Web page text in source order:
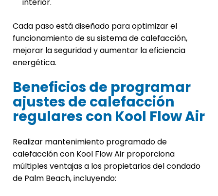
interior.
Cada paso está diseñado para optimizar el
funcionamiento de su sistema de calefacción,
mejorar la seguridad y aumentar la eficiencia
energética.
Beneficios de programar
ajustes de calefacción
regulares con Kool Flow Air
Realizar mantenimiento programado de
calefacción con Kool Flow Air proporciona
múltiples ventajas a los propietarios del condado
de Palm Beach, incluyendo: